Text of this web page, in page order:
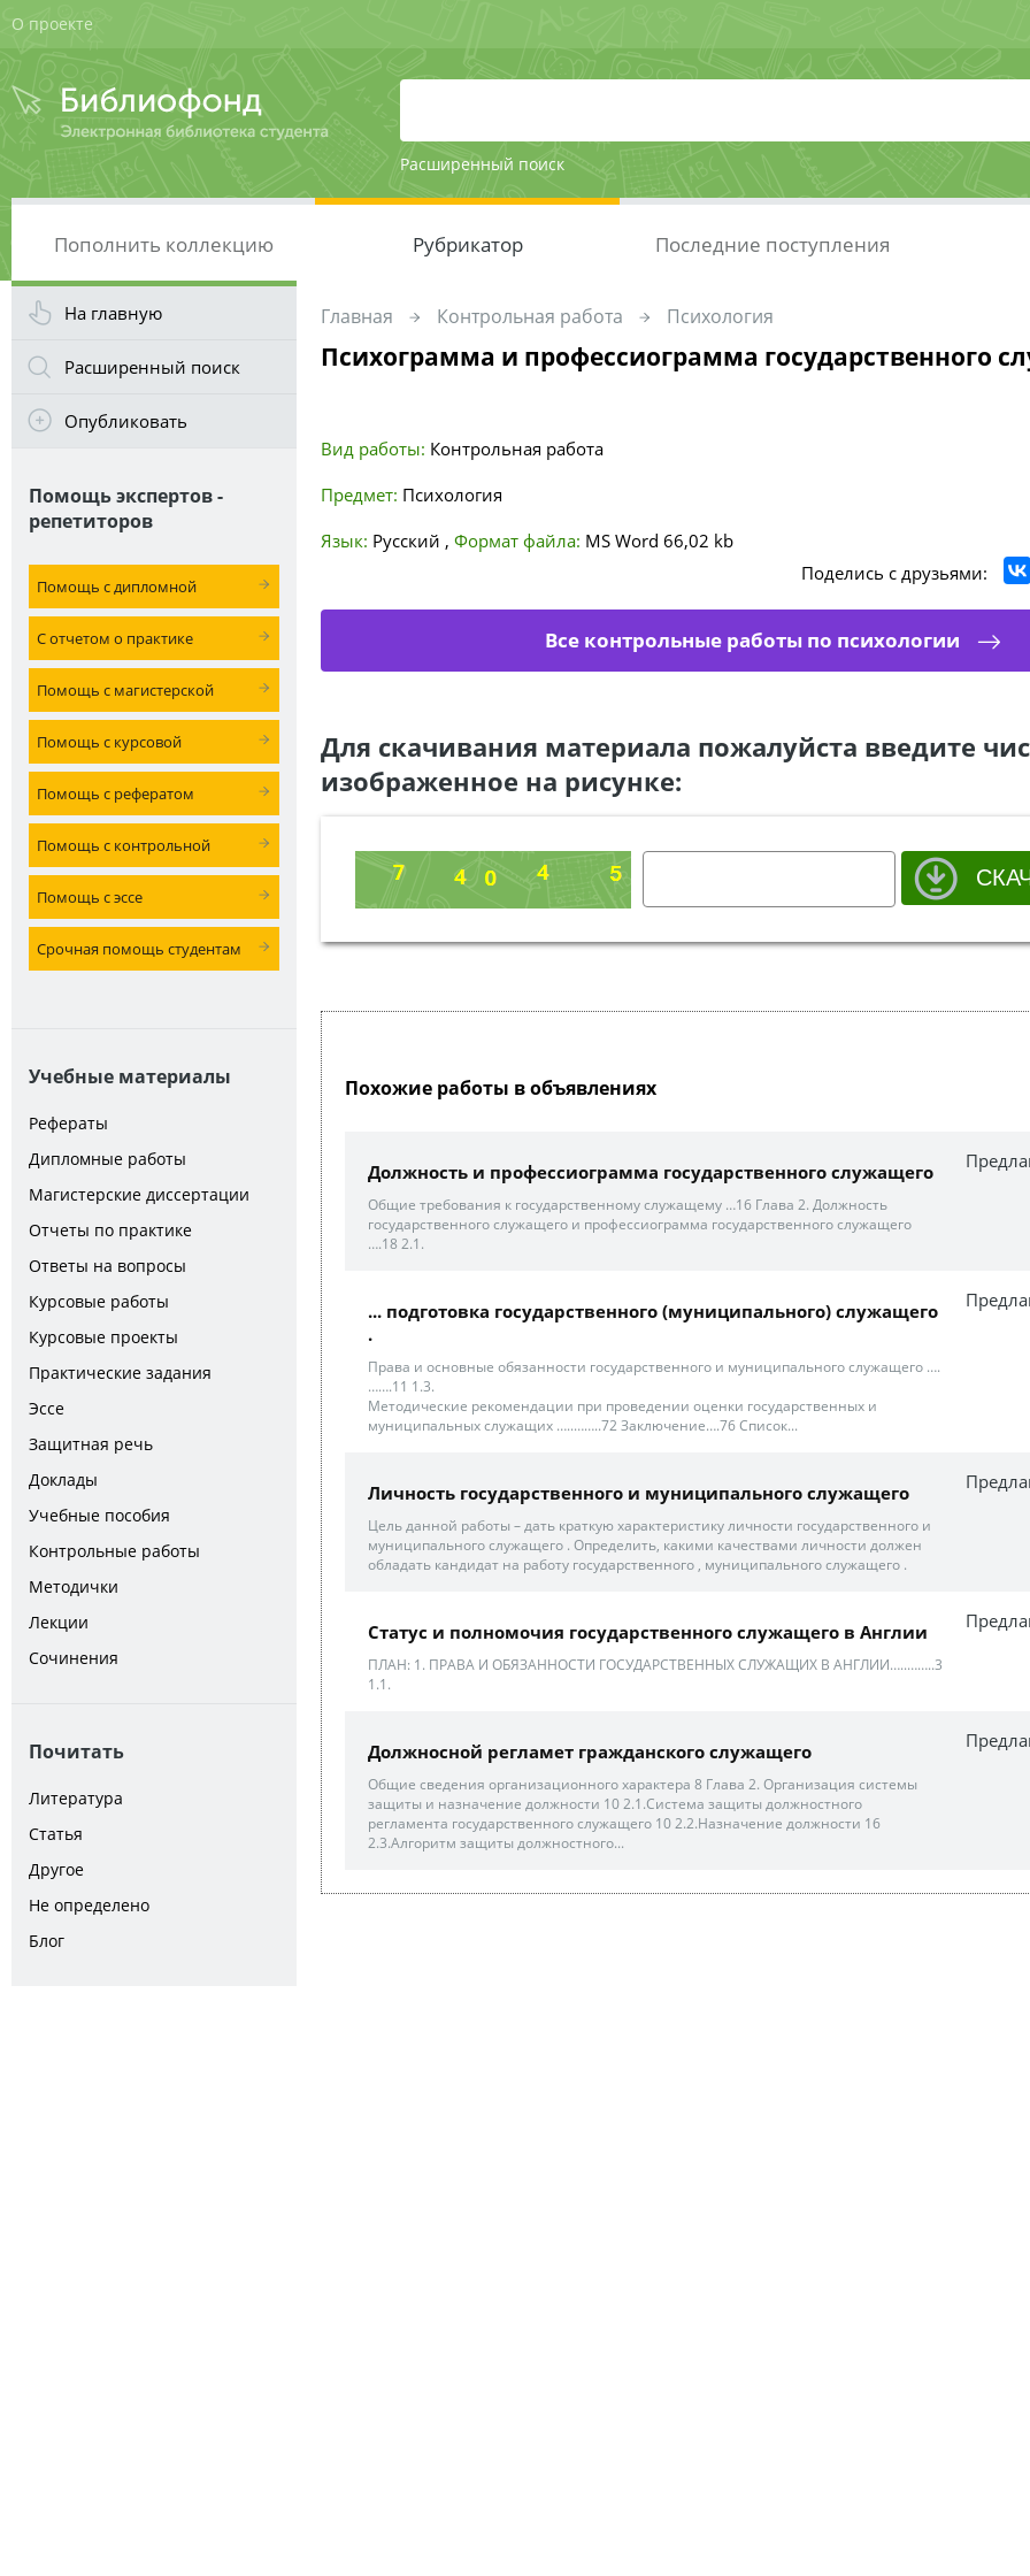
О проекте
Расширенный поиск
Пополнить коллекцию Рубрикатор Последние поступления
На главную
Расширенный поиск
Опубликовать
Помощь экспертов -
репетиторов
Помощь с дипломной
С отчетом о практике
Помощь с магистерской
Помощь с курсовой
Помощь с рефератом
Помощь с контрольной
Помощь с эссе
Срочная помощь студентам
Учебные материалы
Рефераты
Дипломные работы
Магистерские диссертации
Отчеты по практике
Ответы на вопросы
Курсовые работы
Курсовые проекты
Практические задания
Эссе
Защитная речь
Доклады
Учебные пособия
Контрольные работы
Методички
Лекции
Сочинения
Почитать
Литература
Статья
Другое
Не определено
Блог
Главная Контрольная работа Психология
Психограмма и профессиограмма государственного
Вид работы: Контрольная работа
Предмет: Психология
Язык: Русский , Формат файла: MS Word 66,02 kb
Поделись с друзьями:
Все контрольные работы по психологии
Для скачивания материала пожалуйста введите
изображенное на рисунке:
Похожие работы в объявлениях
Должность и профессиограмма государственного служащего
Общие требования к государственному служащему …16 Глава 2. Должность
государственного служащего и профессиограмма государственного служащего
….18 2.1.
... подготовка государственного (муниципального) служащего
.
Права и основные обязанности государственного и муниципального служащего ….
…….11 1.3.
Методические рекомендации при проведении оценки государственных и
муниципальных служащих …..……..72 Заключение….76 Список...
Личность государственного и муниципального служащего
Цель данной работы – дать краткую характеристику личности государственного и
муниципального служащего . Определить, какими качествами личности должен
обладать кандидат на работу государственного , муниципального служащего .
Статус и полномочия государственного служащего в Англии
ПЛАН: 1. ПРАВА И ОБЯЗАННОСТИ ГОСУДАРСТВЕННЫХ СЛУЖАЩИХ В АНГЛИИ…..……..3
1.1.
Должносной регламет гражданского служащего
Общие сведения организационного характера 8 Глава 2. Организация системы
защиты и назначение должности 10 2.1.Система защиты должностного
регламента государственного служащего 10 2.2.Назначение должности 16
2.3.Алгоритм защиты должностного...